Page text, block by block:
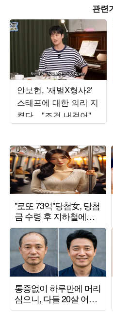
관련
안보현, '재벌X형사2'
스태프에 대한 의리 지
켰다…"조건 내걸어"
상남자 면모 ('목요일